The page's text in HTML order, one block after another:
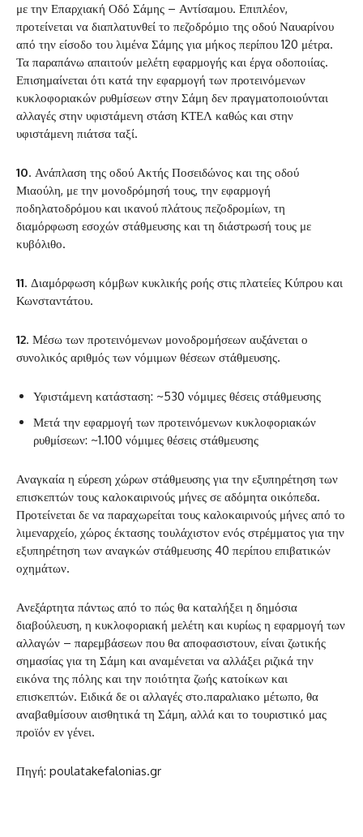
με την Επαρχιακή Οδό Σάμης – Αντίσαμου. Επιπλέον,
προτείνεται να διαπλατυνθεί το πεζοδρόμιο της οδού Ναυαρίνου
από την είσοδο του λιμένα Σάμης για μήκος περίπου 120 μέτρα.
Τα παραπάνω απαιτούν μελέτη εφαρμογής και έργα οδοποιίας.
Επισημαίνεται ότι κατά την εφαρμογή των προτεινόμενων
κυκλοφοριακών ρυθμίσεων στην Σάμη δεν πραγματοποιούνται
αλλαγές στην υφιστάμενη στάση ΚΤΕΛ καθώς και στην
υφιστάμενη πιάτσα ταξί.
10. Ανάπλαση της οδού Ακτής Ποσειδώνος και της οδού
Μιαούλη, με την μονοδρόμησή τους, την εφαρμογή
ποδηλατοδρόμου και ικανού πλάτους πεζοδρομίων, τη
διαμόρφωση εσοχών στάθμευσης και τη διάστρωσή τους με
κυβόλιθο.
11. Διαμόρφωση κόμβων κυκλικής ροής στις πλατείες Κύπρου και
Κωνσταντάτου.
12. Μέσω των προτεινόμενων μονοδρομήσεων αυξάνεται ο
συνολικός αριθμός των νόμιμων θέσεων στάθμευσης.
‌Υφιστάμενη κατάσταση: ~530 νόμιμες θέσεις στάθμευσης
‌Μετά την εφαρμογή των προτεινόμενων κυκλοφοριακών
ρυθμίσεων: ~1.100 νόμιμες θέσεις στάθμευσης
Αναγκαία η εύρεση χώρων στάθμευσης για την εξυπηρέτηση των
επισκεπτών τους καλοκαιρινούς μήνες σε αδόμητα οικόπεδα.
Προτείνεται δε να παραχωρείται τους καλοκαιρινούς μήνες από το
λιμεναρχείο, χώρος έκτασης τουλάχιστον ενός στρέμματος για την
εξυπηρέτηση των αναγκών στάθμευσης 40 περίπου επιβατικών
οχημάτων.
Ανεξάρτητα πάντως από το πώς θα καταλήξει η δημόσια
διαβούλευση, η κυκλοφοριακή μελέτη και κυρίως η εφαρμογή των
αλλαγών – παρεμβάσεων που θα αποφασιστουν, είναι ζωτικής
σημασίας για τη Σάμη και αναμένεται να αλλάξει ριζικά την
εικόνα της πόλης και την ποιότητα ζωής κατοίκων και
επισκεπτών. Ειδικά δε οι αλλαγές στο.παραλιακο μέτωπο, θα
αναβαθμίσουν αισθητικά τη Σάμη, αλλά και το τουριστικό μας
προϊόν εν γένει.
Πηγή: poulatakefalonias.gr